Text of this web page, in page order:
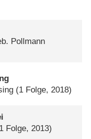
Pollmann
(1 Folge, 2018)
Folge, 2013)